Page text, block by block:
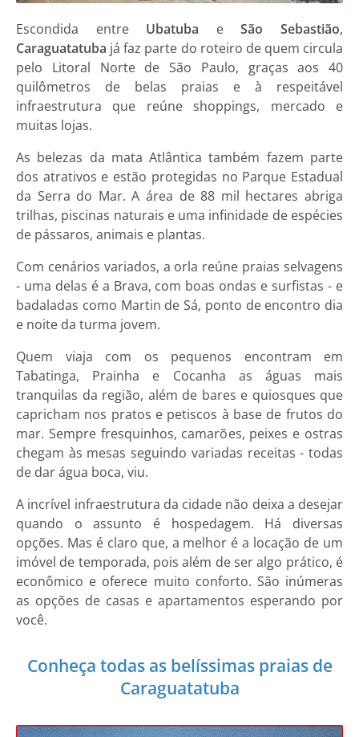
Escondida entre Ubatuba eSão Sebastião,
Caraguatatuba já faz parte do roteiro de quem circula
pelo Litoral Norte de São Paulo, graças aos 40
quilômetros de belas praias e à respeitável
infraestrutura que reúne shoppings, mercado e
muitas lojas.
As belezas da mata Atlântica também fazem parte
dos atrativos e estão protegidas no Parque Estadual
da Serra do Mar. A área de 88 mil hectares abriga
trilhas, piscinas naturais e uma infinidade de espécies
de pássaros, animais e plantas.
Com cenários variados, a orla reúne praias selvagens
- uma delas é a Brava, com boas ondas e surfistas - e
badaladas como Martin de Sá, ponto de encontro dia
e noite da turma jovem.
Quem viaja com os pequenos encontram em
Tabatinga, Prainha e Cocanha as águas mais
tranquilas da região, além de bares e quiosques que
capricham nos pratos e petiscos à base de frutos do
mar. Sempre fresquinhos, camarões, peixes e ostras
chegam às mesas seguindo variadas receitas - todas
de dar água boca, viu.
A incrível infraestrutura da cidade não deixa a desejar
quando o assunto é hospedagem. Há diversas
opções. Mas é claro que, a melhor é a locação de um
imóvel de temporada, pois além de ser algo prático, é
econômico e oferece muito conforto. São inúmeras
as opções de casas e apartamentos esperando por
você.
Conheça todas as belíssimas praias de
Caraguatatuba